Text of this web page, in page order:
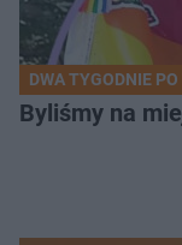
DWA TYGODNIE
Byliśmy na